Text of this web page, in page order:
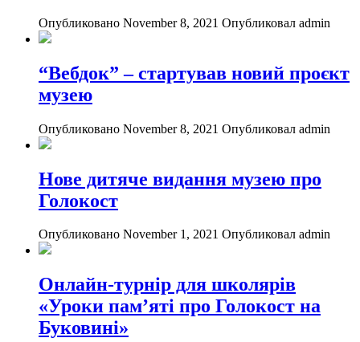
Опубликовано November 8, 2021 Опубликовал admin
“Вебдок” – стартував новий проєкт
музею
Опубликовано November 8, 2021 Опубликовал admin
Нове дитяче видання музею про
Голокост
Опубликовано November 1, 2021 Опубликовал admin
Онлайн-турнір для школярів
«Уроки пам’яті про Голокост на
Буковині»